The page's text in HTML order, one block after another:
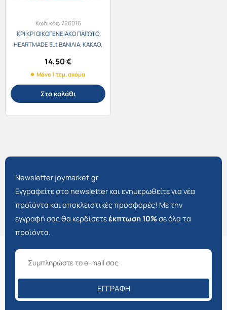
Κωδικός:726016
ΚΡΙ ΚΡΙ ΟΙΚΟΓΕΝΕΙΑΚΟ ΠΑΓΩΤΟ
HEARTMADE 3Lt ΒΑNΙΛΙΑ, ΚΑKΑΟ,
14,50€
Μόνο 1 τεμ. ακόμα
Στο καλάθι
Newsletter joymarket.gr
Εγγραφείτε στο newsletter και ενημερωθείτε για νέα
προϊόντα και αποκλειστικές προσφορές! Με την
εγγραφή σας θα κερδίσετεέκπτωση 10%σε όλα τα
προϊόντα.
ΕΓΓΡΑΦΉ